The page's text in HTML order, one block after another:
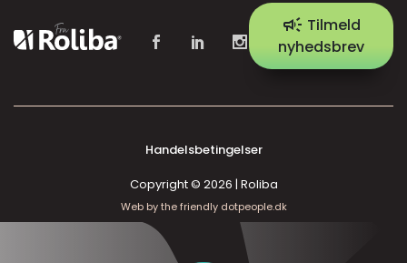
campaign Tilmeld
nyhedsbrev
Handelsbetingelser
Copyright © 2026 | Roliba
Web by the friendly dotpeople.dk